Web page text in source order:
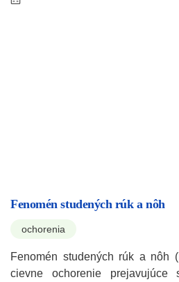
Fenomén studených rúk a nôh
ochorenia
Fenomén studených rúk a nôh
cievne ochorenie